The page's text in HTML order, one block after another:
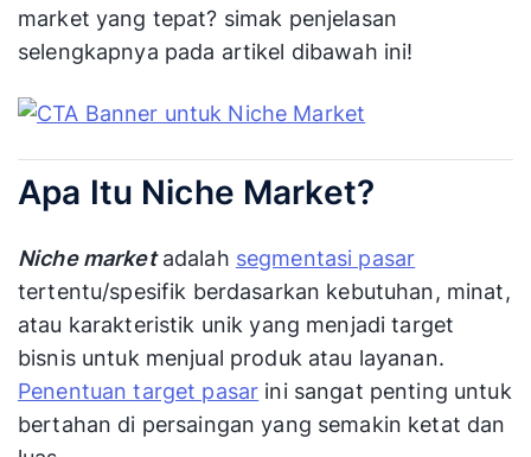
market yang tepat? simak penjelasan
selengkapnya pada artikel dibawah ini!
Apa Itu Niche Market?
Niche market adalah segmentasi pasar
tertentu/spesifik berdasarkan kebutuhan, minat,
atau karakteristik unik yang menjadi target
bisnis untuk menjual produk atau layanan.
Penentuan target pasar ini sangat penting untuk
bertahan di persaingan yang semakin ketat dan